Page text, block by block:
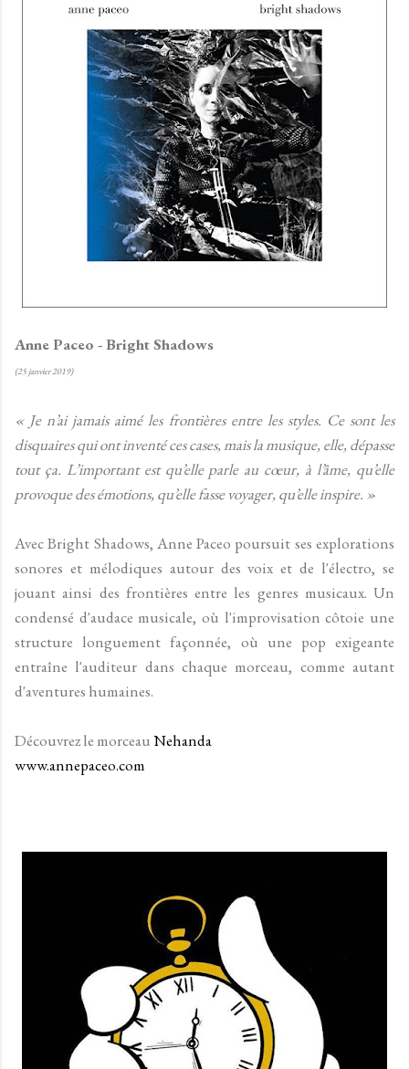
Anne Paceo - Bright Shadows
(25 janvier 2019)
« Je n’ai jamais aimé les frontières entre les styles. Ce sont les
disquaires qui ont inventé ces cases, mais la musique, elle, dépasse
tout ça. L’important est qu’elle parle au cœur, à l’âme, qu’elle
provoque des émotions, qu’elle fasse voyager, qu’elle inspire. »
Avec Bright Shadows, Anne Paceo poursuit ses explorations
sonores et mélodiques autour des voix et de l'électro, se
jouant ainsi des frontières entre les genres musicaux. Un
condensé d'audace musicale, où l'improvisation côtoie une
structure longuement façonnée, où une pop exigeante
entraîne l'auditeur dans chaque morceau, comme autant
d'aventures humaines.
Découvrez le morceauNehanda
www.annepaceo.com